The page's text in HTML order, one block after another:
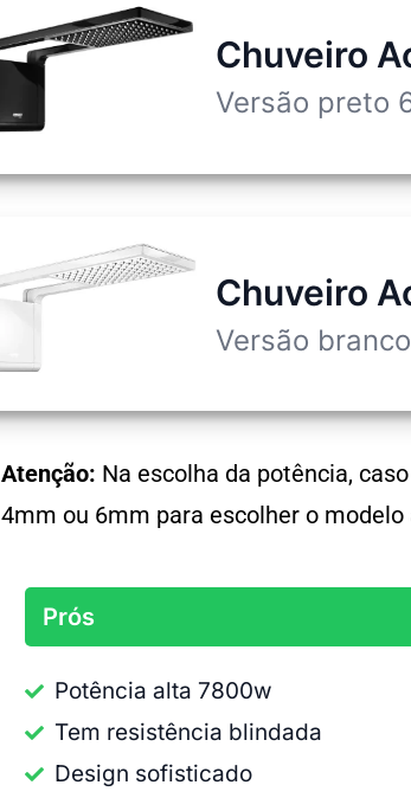
Chuveiro
Versão preto
Chuveiro
Versão
Atenção: Na escolha da potência,
4mm ou 6mm para escolher o modelo
Prós
Potência alta 7800w
Tem resistência blindada
Design sofisticado